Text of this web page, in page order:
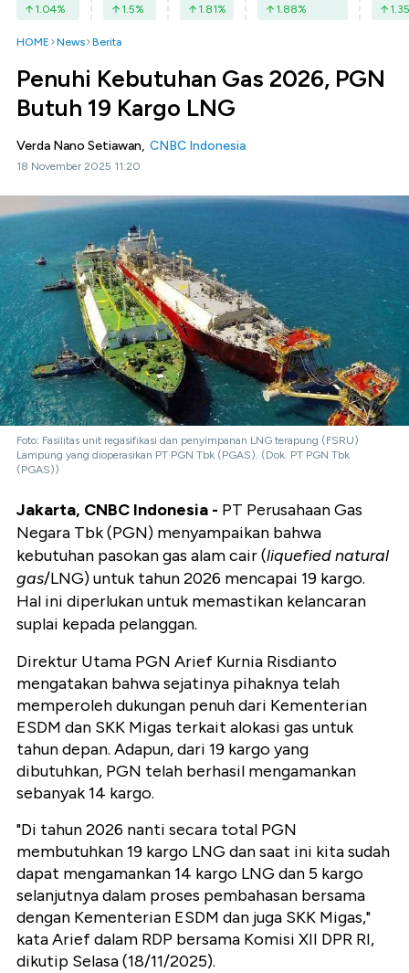
1.04% 1.5% 1.81% 1.88% 1.35
HOME News Berita
Penuhi Kebutuhan Gas 2026, PGN
Butuh 19 Kargo LNG
Verda Nano Setiawan, CNBC Indonesia
18 November 2025 11:20
Foto: Fasilitas unit regasifikasi dan penyimpanan LNG terapung (FSRU)
Lampung yang dioperasikan PT PGN Tbk (PGAS). (Dok. PT PGN Tbk
(PGAS))
Jakarta, CNBC Indonesia - PT Perusahaan Gas
Negara Tbk (PGN) menyampaikan bahwa
kebutuhan pasokan gas alam cair (liquefied natural
gas/LNG) untuk tahun 2026 mencapai 19 kargo.
Hal ini diperlukan untuk memastikan kelancaran
suplai kepada pelanggan.
Direktur Utama PGN Arief Kurnia Risdianto
mengatakan bahwa sejatinya pihaknya telah
memperoleh dukungan penuh dari Kementerian
ESDM dan SKK Migas terkait alokasi gas untuk
tahun depan. Adapun, dari 19 kargo yang
dibutuhkan, PGN telah berhasil mengamankan
sebanyak 14 kargo.
"Di tahun 2026 nanti secara total PGN
membutuhkan 19 kargo LNG dan saat ini kita sudah
dapat mengamankan 14 kargo LNG dan 5 kargo
selanjutnya dalam proses pembahasan bersama
dengan Kementerian ESDM dan juga SKK Migas,"
kata Arief dalam RDP bersama Komisi XII DPR RI,
dikutip Selasa (18/11/2025).